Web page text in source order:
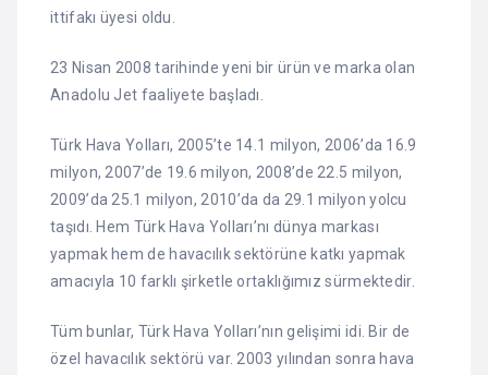
ittifakı üyesi oldu.
23 Nisan 2008 tarihinde yeni bir ürün ve marka olan
Anadolu Jet faaliyete başladı.
Türk Hava Yolları, 2005’te 14.1 milyon, 2006’da 16.9
milyon, 2007’de 19.6 milyon, 2008’de 22.5 milyon,
2009’da 25.1 milyon, 2010’da da 29.1 milyon yolcu
taşıdı. Hem Türk Hava Yolları’nı dünya markası
yapmak hem de havacılık sektörüne katkı yapmak
amacıyla 10 farklı şirketle ortaklığımız sürmektedir.
Tüm bunlar, Türk Hava Yolları’nın gelişimi idi. Bir de
özel havacılık sektörü var. 2003 yılından sonra hava